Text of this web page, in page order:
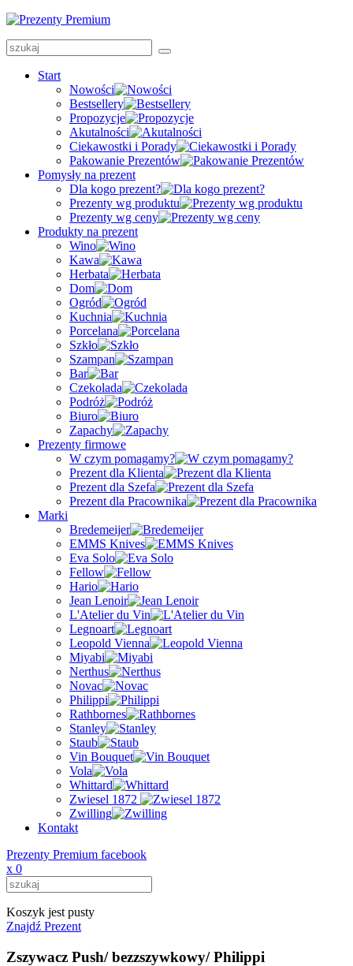
Start
Nowości
Bestsellery
Propozycje
Akutalności
Ciekawostki i Porady
Pakowanie Prezentów
Pomysły na prezent
Dla kogo prezent?
Prezenty wg produktu
Prezenty wg ceny
Produkty na prezent
Wino
Kawa
Herbata
Dom
Ogród
Kuchnia
Porcelana
Szkło
Szampan
Bar
Czekolada
Podróż
Biuro
Zapachy
Prezenty firmowe
W czym pomagamy?
Prezent dla Klienta
Prezent dla Szefa
Prezent dla Pracownika
Marki
Bredemeijer
EMMS Knives
Eva Solo
Fellow
Hario
Jean Lenoir
L'Atelier du Vin
Legnoart
Leopold Vienna
Miyabi
Nerthus
Novac
Philippi
Rathbornes
Stanley
Staub
Vin Bouquet
Vola
Whittard
Zwiesel 1872
Zwilling
Kontakt
Prezenty Premium facebook
x 0
Koszyk jest pusty
Znajdź Prezent
Zszywacz Push/ bezzszywkowy/ Philippi